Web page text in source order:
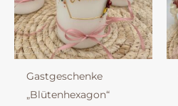
Gastgeschenke
„Blütenhexagon“